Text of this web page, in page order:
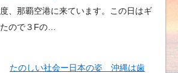
、那覇空港に来ています。この日はギ
ので３Fの…
たのしい社会ー日本の姿 沖縄は歯